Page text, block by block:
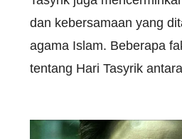
dan kebersamaan yang
agama Islam. Beberapa
tentang Hari Tasyrik